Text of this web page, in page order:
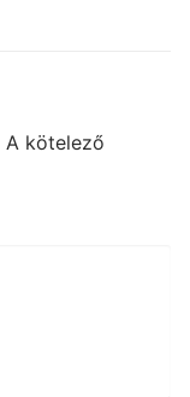
A kötelező